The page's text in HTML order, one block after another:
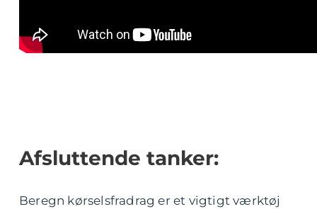
Afsluttende tanker:
Beregn kørselsfradrag er et vigtigt værktøj